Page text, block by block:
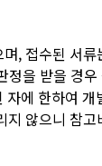
, 접수된 서
을 받을 경
에 한하여 개
지 않으니 참고